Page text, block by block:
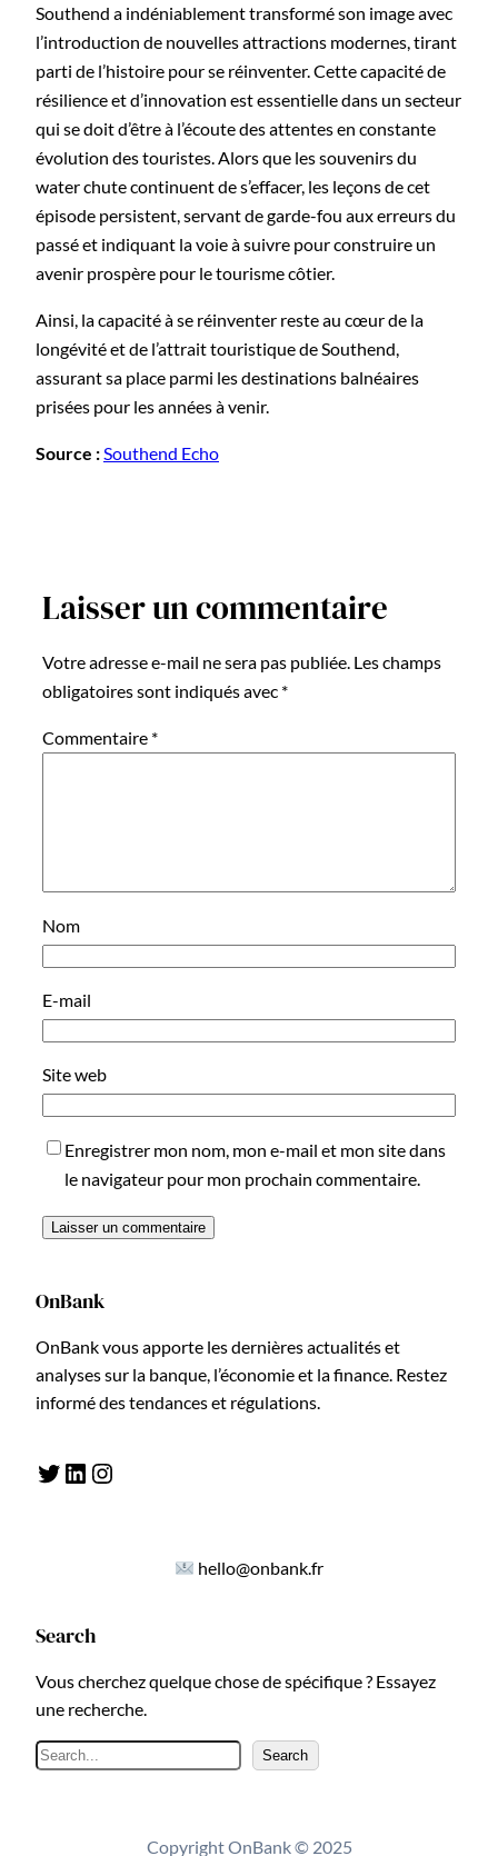
Southend a indéniablement transformé son image avec
l’introduction de nouvelles attractions modernes, tirant
parti de l’histoire pour se réinventer. Cette capacité de
résilience et d’innovation est essentielle dans un secteur
qui se doit d’être à l’écoute des attentes en constante
évolution des touristes. Alors que les souvenirs du
water chute continuent de s’effacer, les leçons de cet
épisode persistent, servant de garde-fou aux erreurs du
passé et indiquant la voie à suivre pour construire un
avenir prospère pour le tourisme côtier.
Ainsi, la capacité à se réinventer reste au cœur de la
longévité et de l’attrait touristique de Southend,
assurant sa place parmi les destinations balnéaires
prisées pour les années à venir.
Source :Southend Echo
Laisser un commentaire
Votre adresse e-mail ne sera pas publiée. Les champs
obligatoires sont indiqués avec *
Commentaire *
Nom
E-mail
Site web
Enregistrer mon nom, mon e-mail et mon site dans
le navigateur pour mon prochain commentaire.
OnBank
OnBank vous apporte les dernières actualités et
analyses sur la banque, l’économie et la finance. Restez
informé des tendances et régulations.
Twitter LinkedIn Instagram
hello@onbank.fr
Search
Vous cherchez quelque chose de spécifique ? Essayez
une recherche.
R
Search
Copyright OnBank © 2025